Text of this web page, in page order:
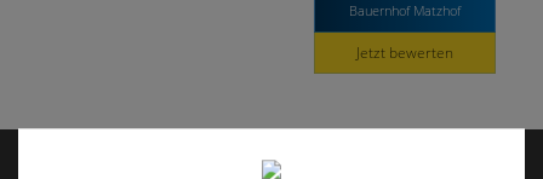
Bauernhof Matzhof
Jetzt bewerten